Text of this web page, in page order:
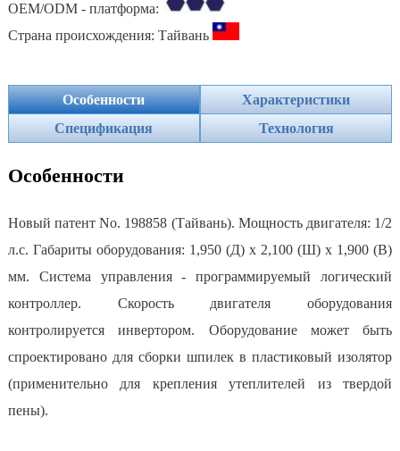
OEM/ODM - платформа:
Страна происхождения: Тайвань
Особенности
Характеристики
Спецификация
Технология
Особенности
Новый патент No. 198858 (Тайвань). Мощность двигателя: 1/2
л.с. Габариты оборудования: 1,950 (Д) x 2,100 (Ш) x 1,900 (В)
мм. Система управления - программируемый логический
контроллер. Скорость двигателя оборудования
контролируется инвертором. Оборудование может быть
спроектировано для сборки шпилек в пластиковый изолятор
(применительно для крепления утеплителей из твердой
пены).